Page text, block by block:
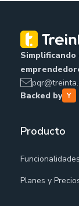
Backed by
Producto
Funcionalidades
Planes y